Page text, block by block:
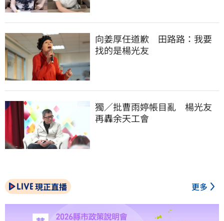
向姜厚任道歉　田路路：我要
找的是楊光友
獨／批曹雨婷帳目亂　楊光友
再轟余天工會
現正直播 更多